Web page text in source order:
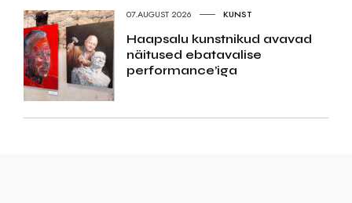
07.AUGUST 2026 KUNST
Haapsalu kunstnikud avavad
näitused ebatavalise
performance’iga